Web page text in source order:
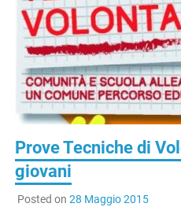
Prove Tecniche di
giovani
Posted on 28 Maggio 2015